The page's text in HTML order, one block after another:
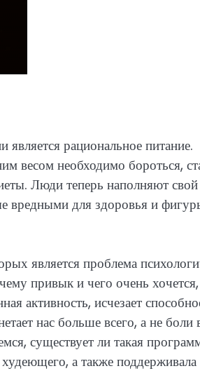
рациональное питание.
весом необходимо бороться,
Люди теперь наполняют
вредными для здоровья и
является проблема
привык и чего очень хочется,
активность, исчезает
нас больше всего, а не боли
существует ли такая
а также поддерживала